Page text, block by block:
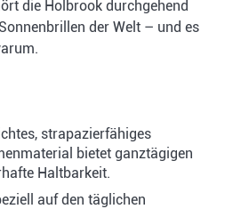
die Holbrook durchgehend
der Welt – und es
strapazierfähiges
bietet ganztägigen
Haltbarkeit.
auf den täglichen